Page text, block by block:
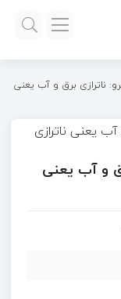
ناترازی برق و آب یعنی
و آب یعنی